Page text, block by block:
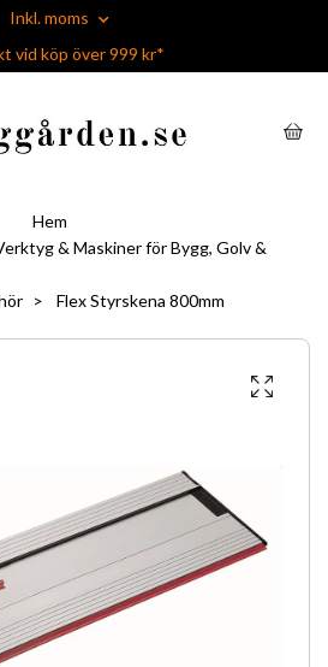
Inkl. moms
vid köp över 999 kr*
Hem
& Maskiner för Bygg, Golv &
Flex Styrskena 800mm